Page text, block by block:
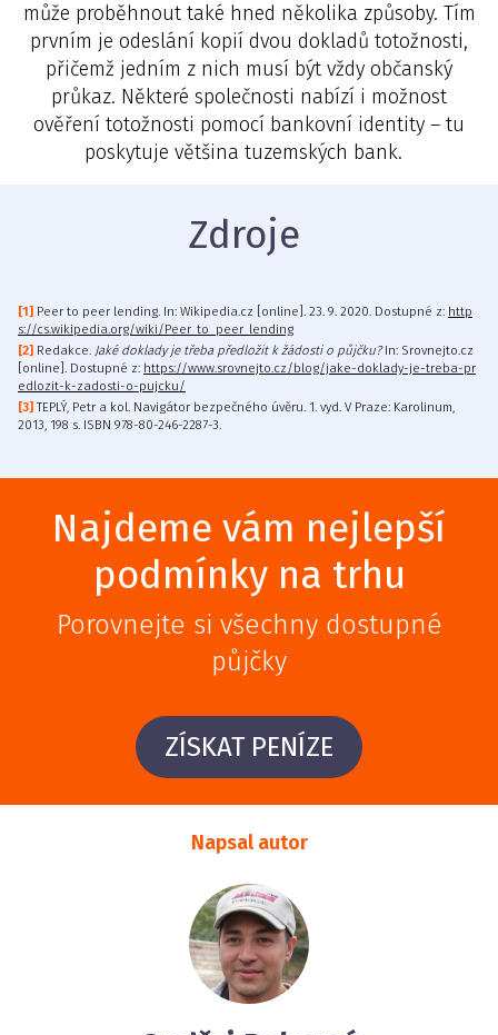
může proběhnout také hned několika způsoby. Tím
prvním je odeslání kopií dvou dokladů totožnosti,
přičemž jedním z nich musí být vždy občanský
průkaz. Některé společnosti nabízí i možnost
ověření totožnosti pomocí bankovní identity – tu
poskytuje většina tuzemských bank.
Zdroje
Peer to peer lending. In: Wikipedia.cz [online]. 23. 9. 2020. Dostupné z: http
s://cs.wikipedia.org/wiki/Peer_to_peer_lending
Redakce. Jaké doklady je třeba předložit k žádosti o půjčku?In: Srovnejto.cz
[online]. Dostupné z: https://www.srovnejto.cz/blog/jake-doklady-je-treba-pr
edlozit-k-zadosti-o-pujcku/
TEPLÝ, Petr a kol. Navigátor bezpečného úvěru. 1. vyd. V Praze: Karolinum,
2013, 198 s. ISBN 978-80-246-2287-3.
Najdeme vám nejlepší
podmínky na trhu
Porovnejte si všechny dostupné
půjčky
ZÍSKAT PENÍZE
Napsal autor